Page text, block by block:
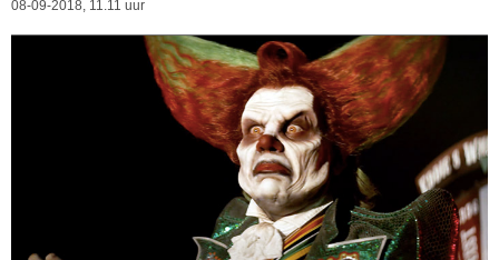
08-09-2018, 11.11 uur